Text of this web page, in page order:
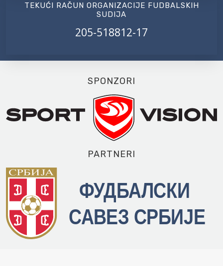
TEKUĆI RAČUN ORGANIZACIJE FUDBALSKIH
SUDIJA
205-518812-17
SPONZORI
PARTNERI